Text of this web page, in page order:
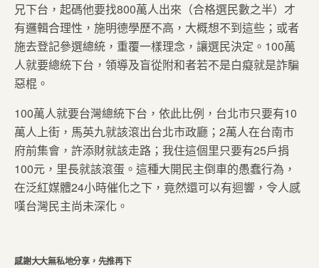
兄下台，起碼他要找800萬人出來（合格選民數之半）才
有邏輯合理性，施明德學歷不高，大概想不到這些；或者
施去登記參選總統，重覆一樣理念，讓選民決定。100萬
人就要總統下台，領導及盲從附和者若不是白癡就是詐騙
惡棍。
100萬人就要台灣總統下台，依此比例，台北市只要有10
萬人上街，馬英九就該滾出台北市政廳；2萬人在台南市
府前集會，許添財就該走路；我住這個里只要有25戶捐
100元，里長就該滾蛋。這種大開民主倒車的愚蠢行為，
在泛紅媒體24小時催化之下，竟然還可以有迴響，令人感
嘆台灣民主尚未深化。
感謝大大無私地分享，先推再下